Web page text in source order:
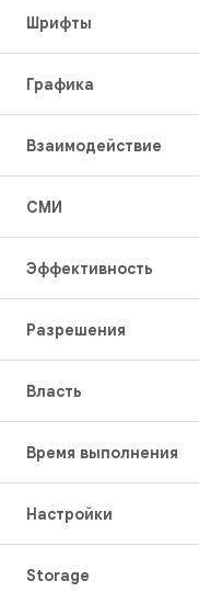
Шрифты
Графика
Взаимодействие
СМИ
Эффективность
Разрешения
Власть
Время выполнения
Настройки
Storage